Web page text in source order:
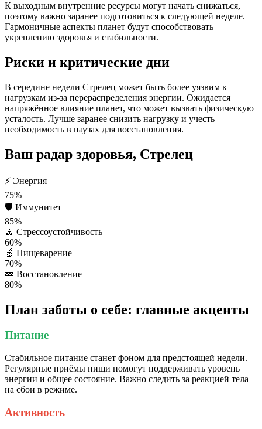
К выходным внутренние ресурсы могут начать снижаться,
поэтому важно заранее подготовиться к следующей неделе.
Гармоничные аспекты планет будут способствовать
укреплению здоровья и стабильности.
Риски и критические дни
В середине недели Стрелец может быть более уязвим к
нагрузкам из-за перераспределения энергии. Ожидается
напряжённое влияние планет, что может вызвать физическую
усталость. Лучше заранее снизить нагрузку и учесть
необходимость в паузах для восстановления.
Ваш радар здоровья, Стрелец
⚡ Энергия
75%
🛡️ Иммунитет
85%
🧘 Стрессоустойчивость
60%
🍏 Пищеварение
70%
💤 Восстановление
80%
План заботы о себе: главные акценты
Питание
Стабильное питание станет фоном для предстоящей недели.
Регулярные приёмы пищи помогут поддерживать уровень
энергии и общее состояние. Важно следить за реакцией тела
на сбои в режиме.
Активность